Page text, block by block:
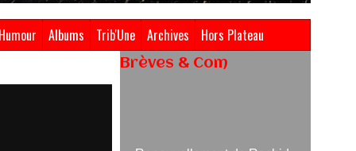
Humour Albums Trib'Une Archives Hors Plateau
Brèves & Com
05/08/2026